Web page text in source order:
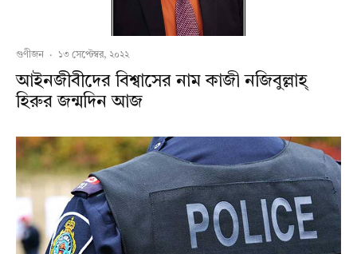
গুণীজন · ১৩ সেপ্টেম্বর, ২০২২
আইনজীবীদের বিশ্বাসের নাম কাজী নজিবুল্লাহ্
হিরুর জন্মদিন আজ